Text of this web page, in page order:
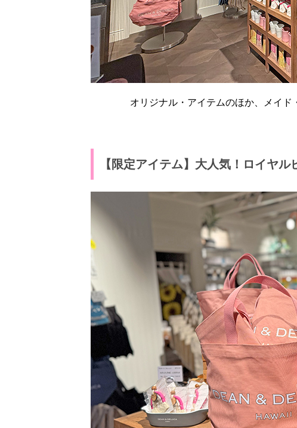
オリジナル・アイテムのほか、メイ
【限定アイテム】大人気！ロイヤ